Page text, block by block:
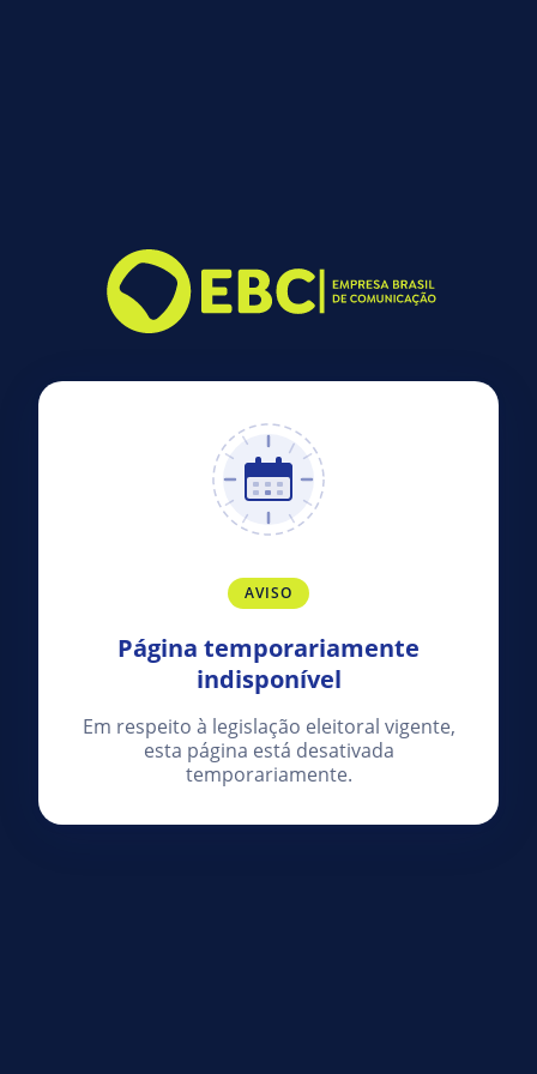
AVISO
Página temporariamente
indisponível
Em respeito à legislação eleitoral vigente,
esta página está desativada
temporariamente.